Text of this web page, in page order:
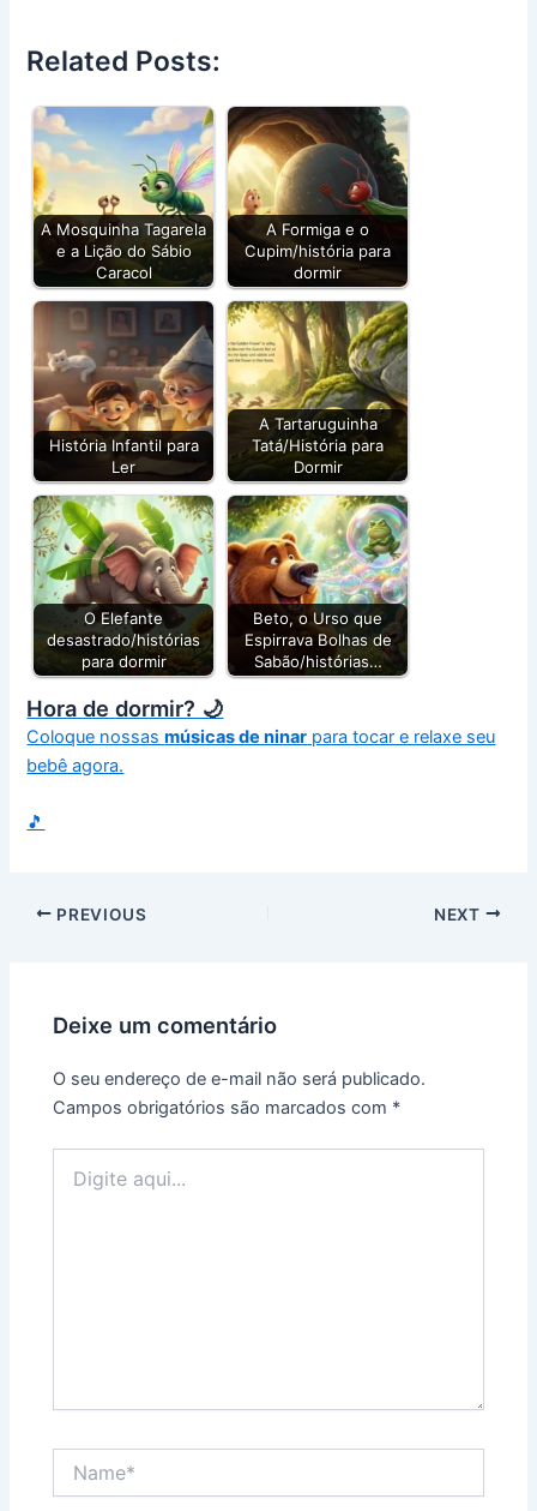
Related Posts:
A Mosquinha Tagarela
e a Lição do Sábio
Caracol
A Formiga e o
Cupim/história para
dormir
História Infantil para
Ler
A Tartaruguinha
Tatá/História para
Dormir
O Elefante
desastrado/histórias
para dormir
Beto, o Urso que
Espirrava Bolhas de
Sabão/histórias…
Hora de dormir? 🌙
Coloque nossasmúsicas de ninar para tocar e relaxe seu
bebê agora.
🎵
PREVIOUS NEXT
Deixe um comentário
O seu endereço de e-mail não será publicado.
Campos obrigatórios são marcados com *
aqui...